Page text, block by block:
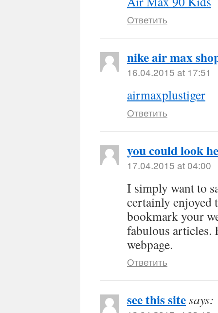
Ответить
nike air max
16.04.2015 at 17:51
airmaxplustiger
Ответить
you could look
17.04.2015 at 04:00
I simply want to
certainly enjoyed
bookmark your
fabulous articles.
webpage.
Ответить
see this sitesays: